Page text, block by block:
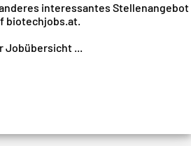
interessantes Stellenangebot
biotechjobs.at.
Jobübersicht ...